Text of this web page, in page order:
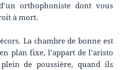
orthophoniste dont vous
à mort.
La chambre de bonne est
plan fixe, l’appart de l’aristo
de poussière, quand ils